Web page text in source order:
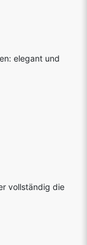
elegant und
vollständig die